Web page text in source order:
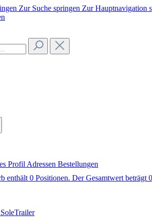
Zur Suche springen Zur Hauptnavigation
Profil Adressen Bestellungen
enthält 0 Positionen. Der Gesamtwert beträgt